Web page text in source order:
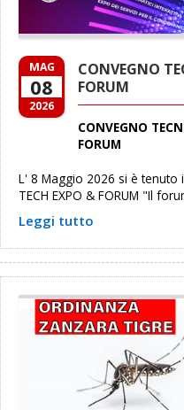
MAG
08
2026
CONVEGNO
FORUM
CONVEGNO
FORUM
L' 8 Maggio 2026 si è tenuto
TECH EXPO & FORUM "Il
Leggi tutto